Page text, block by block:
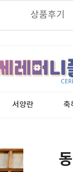
가입시 적립금 3,000원
서양란 축
상품후기